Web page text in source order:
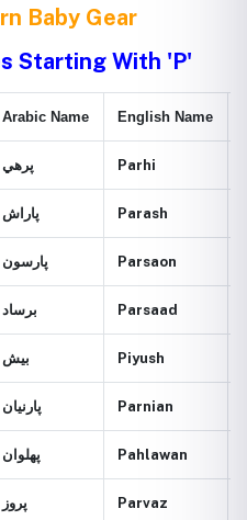
Baby Gear
Starting With 'P'
Arabic Name English Name
پرهي Parhi
پاراش Parash
پارسون Parsaon
برساد Parsaad
بيش Piyush
پارنيان Parnian
پهلوان Pahlawan
پروز Parvaz